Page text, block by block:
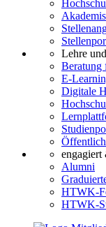
Lehre
Beratung
E-
Digitale
engagiert
Alumni
HTWK-
HTWK-